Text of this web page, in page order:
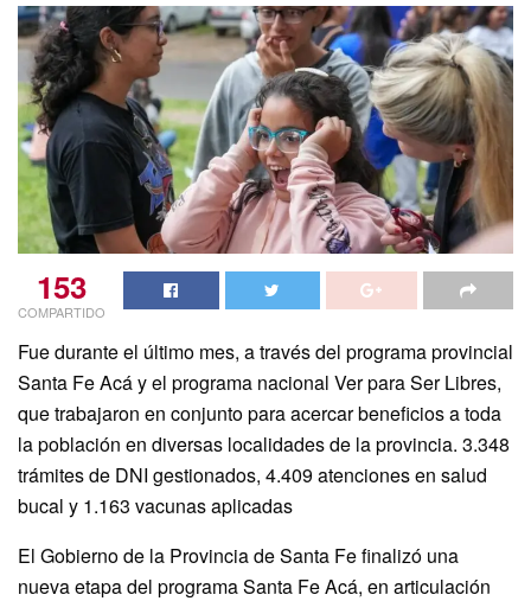
153
COMPARTIDO
Fue durante el último mes, a través del programa provincial
Santa Fe Acá y el programa nacional Ver para Ser Libres,
que trabajaron en conjunto para acercar beneficios a toda
la población en diversas localidades de la provincia. 3.348
trámites de DNI gestionados, 4.409 atenciones en salud
bucal y 1.163 vacunas aplicadas
El Gobierno de la Provincia de Santa Fe finalizó una
nueva etapa del programa Santa Fe Acá, en articulación